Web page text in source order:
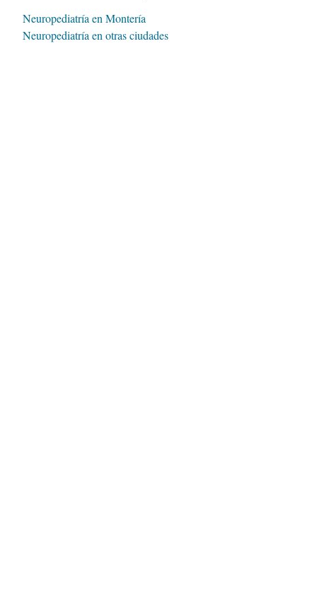
Neuropediatría en Montería
Neuropediatría en otras ciudades